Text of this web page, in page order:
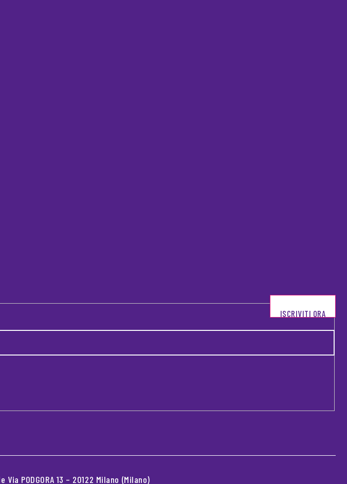
ISCRIVITI ORA
Via PODGORA 13 – 20122 Milano (Milano)